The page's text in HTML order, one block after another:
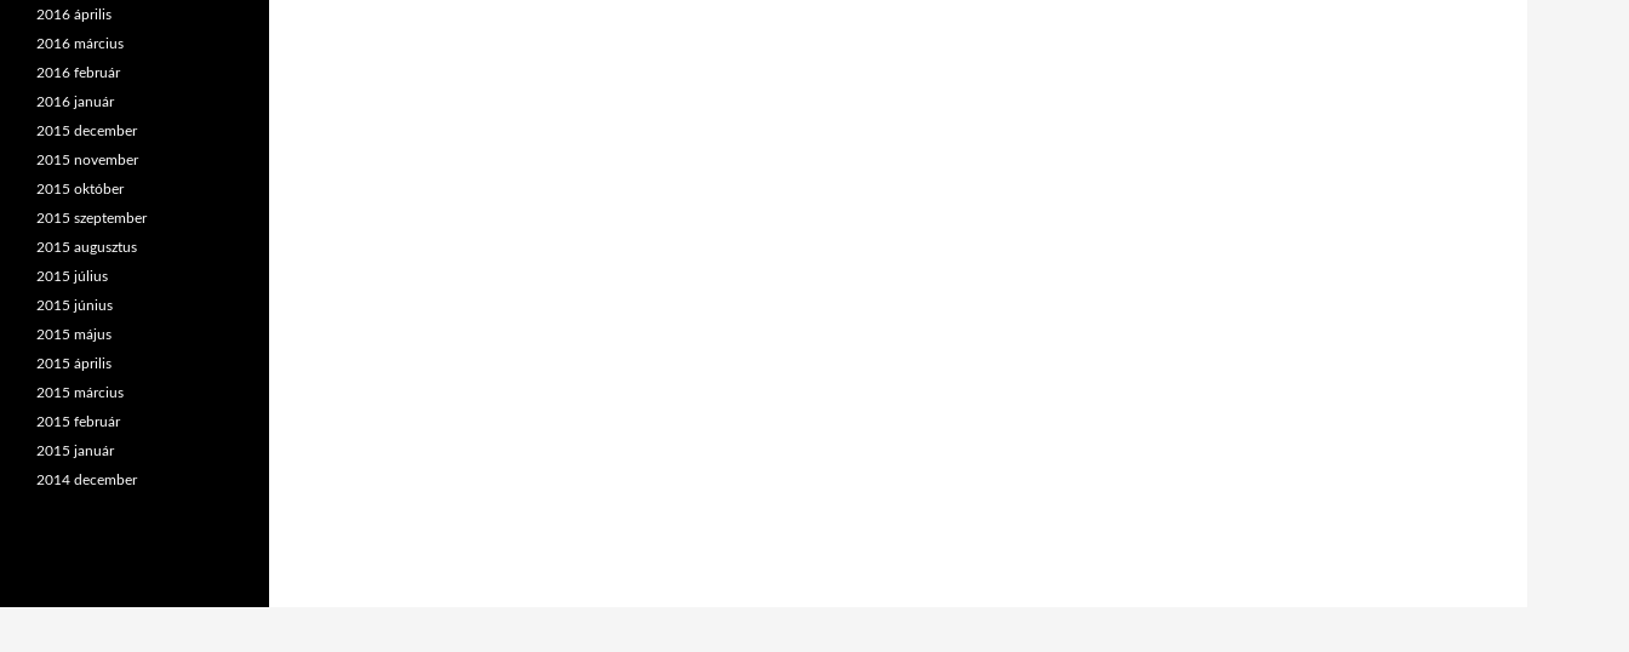
2016 április
2016 március
2016 február
2016 január
2015 december
2015 november
2015 október
2015 szeptember
2015 augusztus
2015 július
2015 június
2015 május
2015 április
2015 március
2015 február
2015 január
2014 december